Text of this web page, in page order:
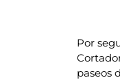
Por
paseos